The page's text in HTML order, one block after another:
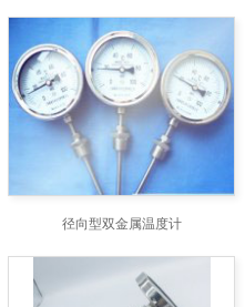
径向型双金属温度计